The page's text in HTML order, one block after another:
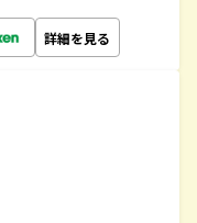
詳細を見る